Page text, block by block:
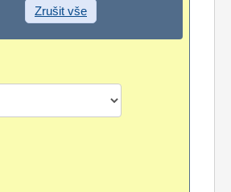
Zrušit vše